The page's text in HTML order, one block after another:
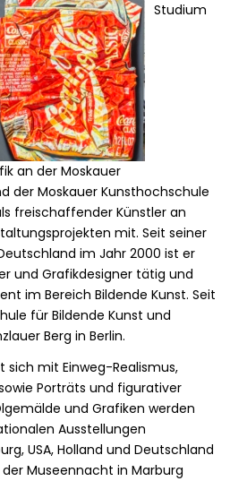
Studium
an der Moskauer
der Moskauer Kunsthochschule
freischaffender Künstler an
mit. Seit seiner
im Jahr 2000 ist er
und Grafikdesigner tätig und
im Bereich Bildende Kunst. Seit
für Bildende Kunst und
Berg in Berlin.
sich mit Einweg-Realismus,
Porträts und figurativer
und Grafiken werden
Ausstellungen
USA, Holland und Deutschland
Museennacht in Marburg